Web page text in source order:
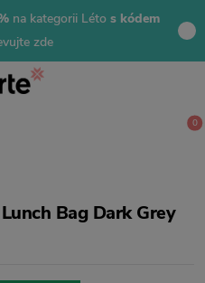
na kategorii Léto s kódem
zde
0
Bag Dark Grey